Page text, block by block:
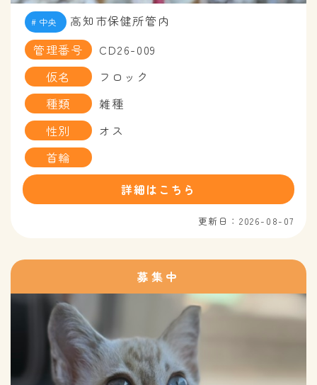
中央
高知市保健所管内
管理番号
CD26-009
仮名
フロック
種類
雑種
性別
オス
首輪
詳細はこちら
更新日：2026-08-07
募集中